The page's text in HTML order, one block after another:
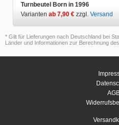
Turnbeutel Born in 1996
Varianten ab 7,90 € zzgl. Versand
* Gilt für Lieferungen nach Deutschland bei
Länder und Informationen zur Berechnung